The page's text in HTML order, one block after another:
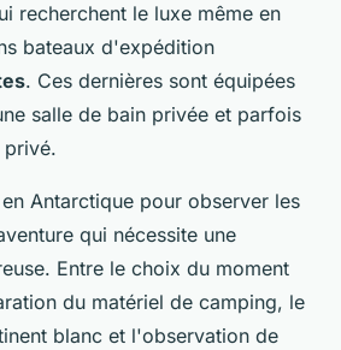
recherchent le luxe même en
bateaux d'expédition
. Ces dernières sont équipées
salle de bain privée et parfois
privé.
Antarctique pour observer les
qui nécessite une
Entre le choix du moment
du matériel de camping, le
blanc et l'observation de